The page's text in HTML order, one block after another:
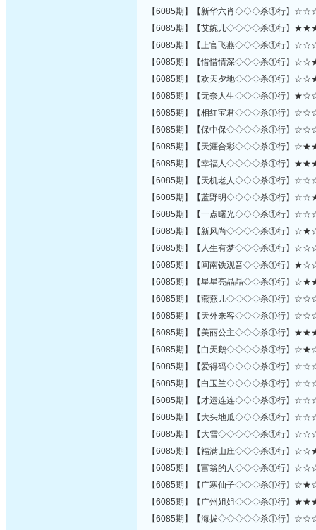
【6085期】【新华六肖◇◇◇杀
【6085期】【艾婉儿◇◇◇◇杀
【6085期】【上官飞燕◇◇◇杀
【6085期】【惜惜情深◇◇◇杀
【6085期】【欢天夕地◇◇◇杀
【6085期】【无奈人生◇◇◇杀
【6085期】【相红宝君◇◇◇杀
【6085期】【保中保◇◇◇◇杀
【6085期】【天涯合彩◇◇◇杀
【6085期】【幸福人◇◇◇◇杀
【6085期】【天机老人◇◇◇杀
【6085期】【蓝野明◇◇◇◇杀
【6085期】【一点曙光◇◇◇杀
【6085期】【新风尚◇◇◇◇杀
【6085期】【人生有梦◇◇◇杀
【6085期】【闽南铁观音◇◇
【6085期】【星星亮晶晶◇◇
【6085期】【燕燕儿◇◇◇◇杀
【6085期】【天外来客◇◇◇杀
【6085期】【美丽公主◇◇◇杀
【6085期】【白天鹅◇◇◇◇杀
【6085期】【爱得码◇◇◇◇杀
【6085期】【白玉兰◇◇◇◇杀
【6085期】【才运连连◇◇◇杀
【6085期】【大头地瓜◇◇◇杀
【6085期】【大雪◇◇◇◇◇杀①
【6085期】【福满山庄◇◇◇杀
【6085期】【富翁的人◇◇◇杀
【6085期】【广寒仙子◇◇◇杀
【6085期】【广州姐姐◇◇◇杀
【6085期】【海拔◇◇◇◇◇杀①